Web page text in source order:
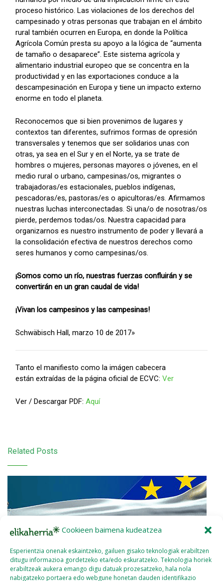
Cookieen baimena kudeatzea
Esperientzia onenak eskaintzeko, gailuen gisako teknologiak erabiltzen
ditugu informazioa gordetzeko eta/edo eskuratzeko. Teknologia horiek
erabiltzeak aukera emango digu datuak prozesatzeko, hala nola
nabigatzeko portaera edo webgune honetan dauden identifikazio
proceso histórico. Las violaciones de los derechos del
campesinado y otras personas que trabajan en el ámbito
rural también ocurren en Europa, en donde la Política
Agrícola Común presta su apoyo a la lógica de “aumenta
de tamaño o desaparece”. Este sistema agrícola y
alimentario industrial europeo que se concentra en la
productividad y en las exportaciones conduce a la
descampesinación en Europa y tiene un impacto externo
enorme en todo el planeta.
Reconocemos que si bien provenimos de lugares y
contextos tan diferentes, sufrimos formas de opresión
transversales y tenemos que ser solidarios unas con
otras, ya sea en el Sur y en el Norte, ya se trate de
hombres o mujeres, personas mayores o jóvenes, en el
medio rural o urbano, campesinas/os, migrantes o
trabajadoras/es estacionales, pueblos indígenas,
pescadoras/es, pastoras/es o apicultoras/es. Afirmamos
nuestras luchas interconectadas. Si una/o de nosotras/os
pierde, perdemos todas/os. Nuestra capacidad para
organizarnos es nuestro instrumento de poder y llevará a
la consolidación efectiva de nuestros derechos como
seres humanos y como campesinas/os.
¡Somos como un río, nuestras fuerzas confluirán y se
convertirán en un gran caudal de vida!
¡Vivan los campesinos y las campesinas!
Schwäbisch Hall, marzo 10 de 2017»
Tanto el manifiesto como la imágen cabecera
están extraídas de la página oficial de ECVC: Ver
Ver / Descargar PDF: Aquí
Related Posts